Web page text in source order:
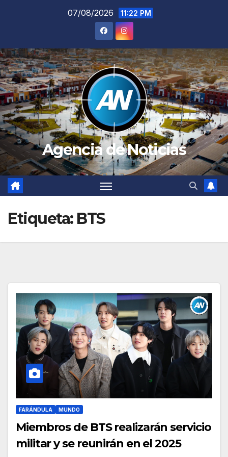
07/08/2026 11:22 PM
Agencia de Noticias
Etiqueta: BTS
FARÁNDULA MUNDO
Miembros de BTS realizarán servicio
militar y se reunirán en el 2025